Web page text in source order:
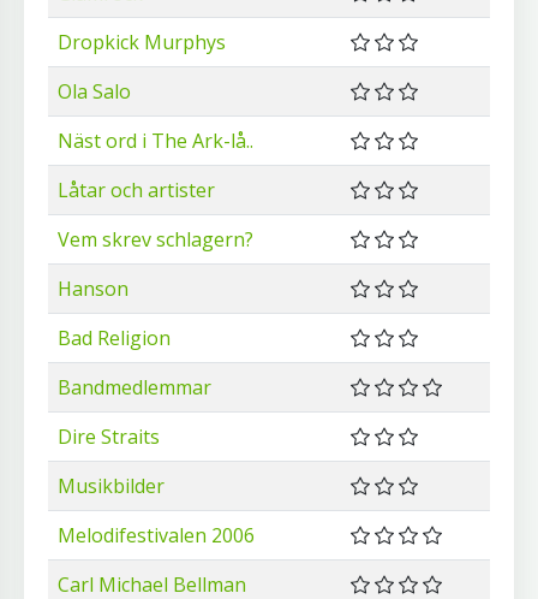
Dropkick Murphys
Ola Salo
Näst ord i The Ark-lå..
Låtar och artister
Vem skrev schlagern?
Hanson
Bad Religion
Bandmedlemmar
Dire Straits
Musikbilder
Melodifestivalen 2006
Carl Michael Bellman